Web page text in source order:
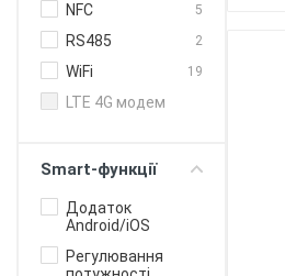
NFC 5
RS485 2
WiFi 19
LTE 4G модем
Smart-функції
Додаток
Android/iOS
Регулювання